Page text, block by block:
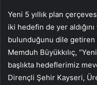
Yeni 5 yıllık plan
iki hedefin de yer
bulunduğunu dile getiren
Memduh Büyükkılıç,
başlıkta hedeflerimiz
Dirençli Şehir Kayseri,